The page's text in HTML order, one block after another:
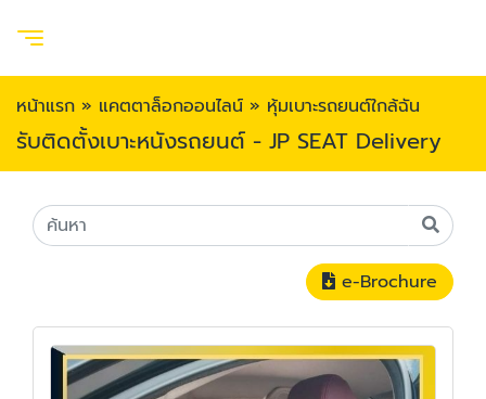
หน้าแรก » แคตตาล็อกออนไลน์ » หุ้มเบาะรถยนต์ใกล้ฉัน
รับติดตั้งเบาะหนังรถยนต์ - JP SEAT Delivery
e-Brochure